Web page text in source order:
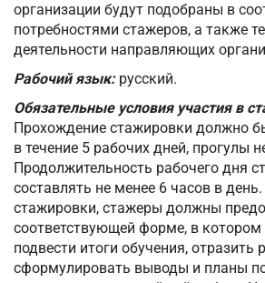
организации будут подобраны в
потребностями стажеров, а также
деятельности направляющих
Рабочий язык:русский.
Обязательные условия участия в
Прохождение стажировки должно
в течение 5 рабочих дней, прогулы
Продолжительность рабочего дня
составлять не менее 6 часов в
стажировки, стажеры должны
соответствующей форме, в
подвести итоги обучения, отразить
сформулировать выводы и планы